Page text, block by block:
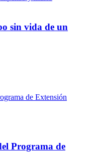
sin vida de un
Programa de